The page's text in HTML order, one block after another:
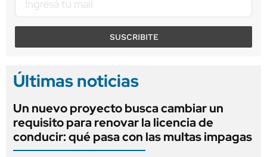
SUSCRIBITE
Últimas noticias
Un nuevo proyecto busca cambiar un
requisito para renovar la licencia de
conducir: qué pasa con las multas impagas